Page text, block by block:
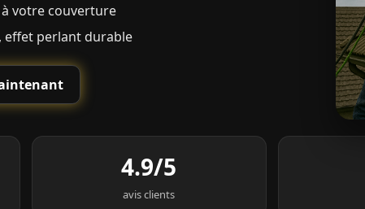
votre couverture
perlant durable
4.9/5
avis clients